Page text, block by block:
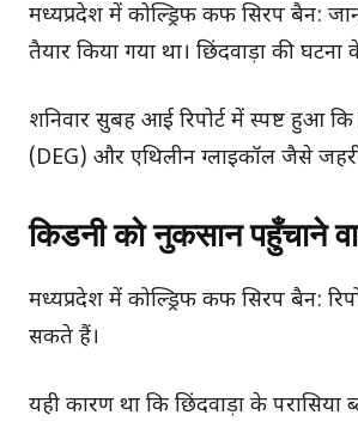
मध्यप्रदेश में कोल्ड्रिफ कफ सिरप बैन:
तैयार किया गया था। छिंदवाड़ा की
शनिवार सुबह आई रिपोर्ट में स्पष्ट हुआ कि
(DEG) और एथिलीन ग्लाइकॉल जैसे
किडनी को नुकसान पहुँचाने
मध्यप्रदेश में कोल्ड्रिफ कफ सिरप बैन:
सकते हैं।
यही कारण था कि छिंदवाड़ा के